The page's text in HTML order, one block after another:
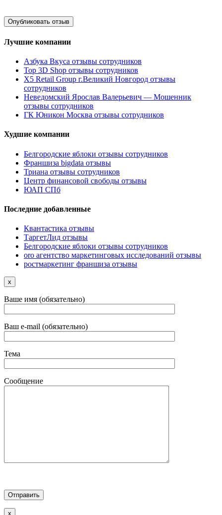
Лучшие компании
Азбука Вкуса отзывы сотрудников
Top 3D Shop отзывы сотрудников
X5 Retail Group г.Великий Новгород отзывы
сотрудников
Неведомский Ярослав Валерьевич — Мошенник
отзывы сотрудников
ГК Юникон Москва отзывы сотрудников
Худшие компании
Белгородские яблоки отзывы сотрудников
Франшиза bigdata отзывы
Триана отзывы сотрудников
Центр финансовой свободы отзывы
ЮАП СПб
Последние добавленные
Квантастика отзывы
ТаргетЛид отзывы
Белгородские яблоки отзывы сотрудников
oro агентство маркетинговых исследований отзывы
ростмаркетинг франшиза отзывы
x
Ваше имя (обязательно)
Ваш e-mail (обязательно)
Тема
Сообщение
x